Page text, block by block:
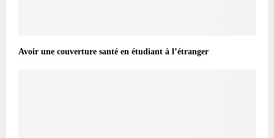
Avoir une couverture santé en étudiant à l’étranger